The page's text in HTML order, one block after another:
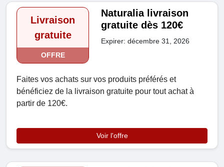
Livraison
gratuite
OFFRE
Naturalia livraison
gratuite dès 120€
Expirer: décembre 31, 2026
Faites vos achats sur vos produits préférés et
bénéficiez de la livraison gratuite pour tout achat à
partir de 120€.
Voir l'offre